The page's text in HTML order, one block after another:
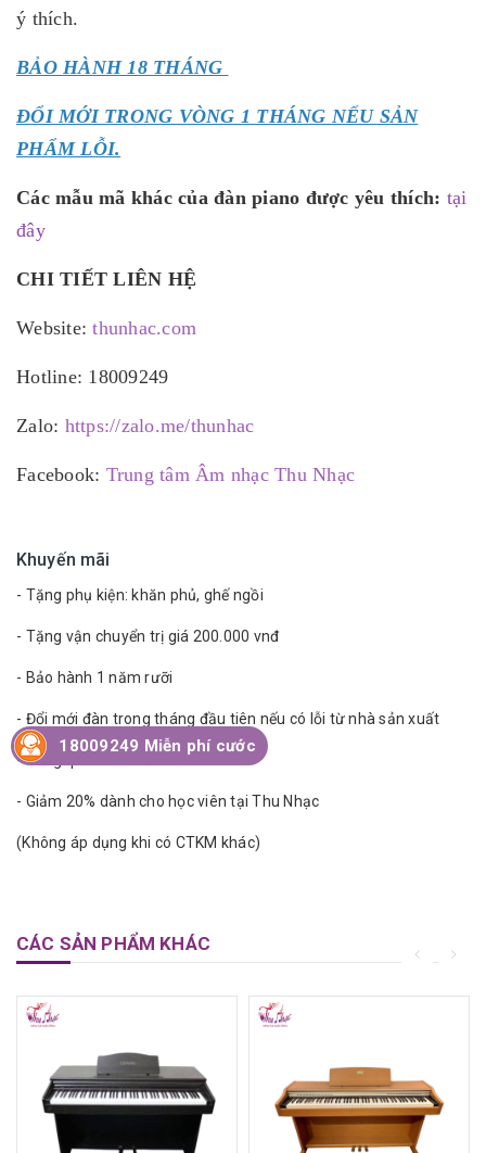
ý thích.
BẢO HÀNH 18 THÁNG
ĐỔI MỚI TRONG VÒNG 1 THÁNG NẾU SẢN
PHẨM LỖI.
Các mẫu mã khác của đàn piano được yêu thích: tại
đây
CHI TIẾT LIÊN HỆ
Website:thunhac.com
Hotline: 18009249
Zalo: https://zalo.me/thunhac
Facebook: Trung tâm Âm nhạc Thu Nhạc
Khuyến mãi
- Tặng phụ kiện: khăn phủ, ghế ngồi
- Tặng vận chuyển trị giá 200.000 vnđ
- Bảo hành 1 năm rưỡi
- Đổi mới đàn trong tháng đầu tiên nếu có lỗi từ nhà sản xuất
- Trả góp 0% lãi suất
- Giảm 20% dành cho học viên tại Thu Nhạc
(Không áp dụng khi có CTKM khác)
CÁC SẢN PHẨM KHÁC
18009249 Miễn phí cước